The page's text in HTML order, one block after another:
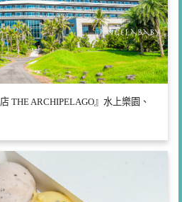
THE ARCHIPELAGO』水上樂園、